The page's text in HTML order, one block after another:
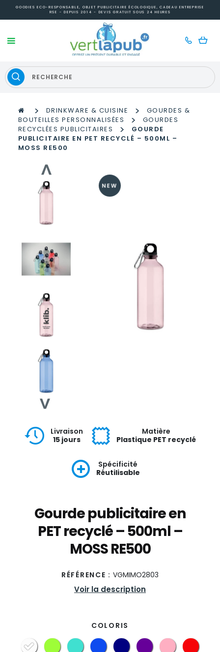
GOODIES ECO-RESPONSABLE, OBJET PUBLICITAIRE ÉCOLOGIQUE, CADEAU ENTREPRISE
RSE - DEPUIS 2014 - DEVIS GRATUIT SOUS 24 HEURES
> DRINKWARE & CUISINE >
GOURDES &
BOUTEILLES PERSONNALISÉES
>
GOURDES
RECYCLÉES PUBLICITAIRES
>
GOURDE
PUBLICITAIRE EN PET RECYCLÉ – 500ML –
MOSS RE500
Livraison
15 jours
Matière
Plastique PET recyclé
Spécificité
Réutilisable
Gourde publicitaire en
PET recyclé – 500ml –
MOSS RE500
RÉFÉRENCE : VGMIMO2803
Voir la description
COLORIS